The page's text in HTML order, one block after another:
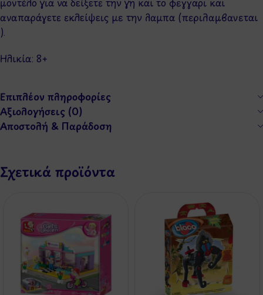
αναπαράγετε εκλείψεις με την λαμπα (περιλαμβανεται
).
Ηλικία: 8+
Επιπλέον πληροφορίες
Αξιολογήσεις (0)
Αποστολή & Παράδοση
Σχετικά προϊόντα